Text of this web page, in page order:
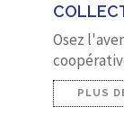
Osez
PLUS